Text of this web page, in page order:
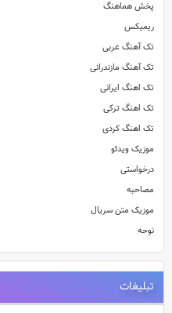
پخش هماهنگ
ریمیکس
تک آهنگ عربی
تک آهنگ مازندرانی
تک اهنگ ایرانی
تک اهنگ ترکی
تک اهنگ کردی
موزیک ویدئو
درخواستی
مصاحبه
موزیک متن سریال
نوحه
تبلیغات